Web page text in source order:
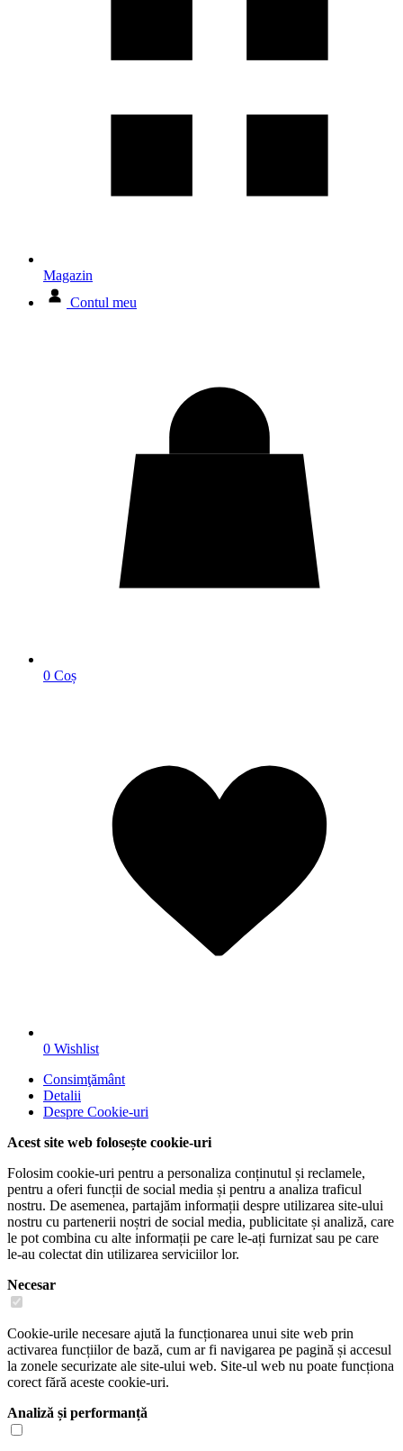
Magazin
Contul meu
0 Coș
0 Wishlist
Consimţământ
Detalii
Despre Cookie-uri
Acest site web folosește cookie-uri
Folosim cookie-uri pentru a personaliza conținutul și reclamele,
pentru a oferi funcții de social media și pentru a analiza traficul
nostru. De asemenea, partajăm informații despre utilizarea site-ului
nostru cu partenerii noștri de social media, publicitate și analiză, care
le pot combina cu alte informații pe care le-ați furnizat sau pe care
le-au colectat din utilizarea serviciilor lor.
Necesar
Cookie-urile necesare ajută la funcționarea unui site web prin
activarea funcțiilor de bază, cum ar fi navigarea pe pagină și accesul
la zonele securizate ale site-ului web. Site-ul web nu poate funcționa
corect fără aceste cookie-uri.
Analiză și performanță